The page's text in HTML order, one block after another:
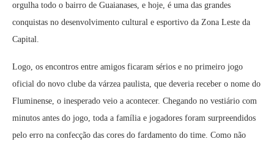
orgulha todo o bairro de Guaianases, e hoje, é uma das grandes
conquistas no desenvolvimento cultural e esportivo da Zona Leste da
Capital.
Logo, os encontros entre amigos ficaram sérios e no primeiro jogo
oficial do novo clube da várzea paulista, que deveria receber o nome do
Fluminense, o inesperado veio a acontecer. Chegando no vestiário com
minutos antes do jogo, toda a família e jogadores foram surpreendidos
pelo erro na confecção das cores do fardamento do time. Como não